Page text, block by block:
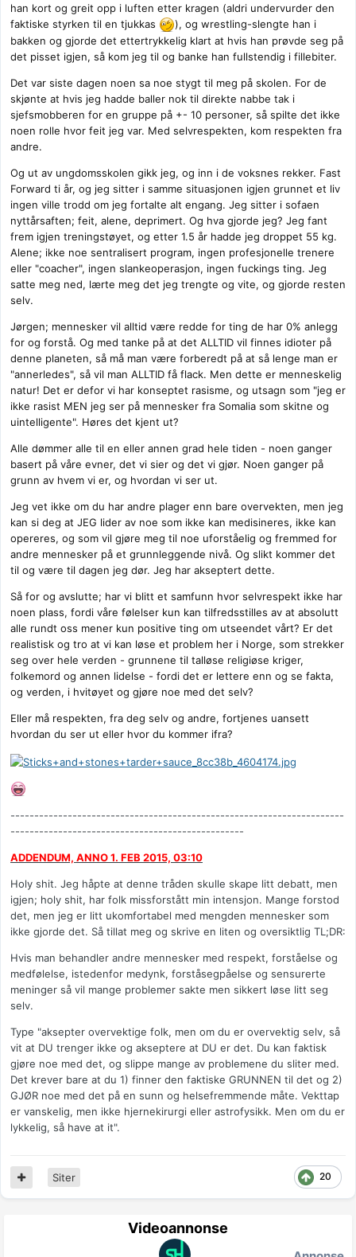
han kort og greit opp i luften etter kragen (aldri undervurder den
faktiske styrken til en tjukkas
), og wrestling-slengte han i
bakken og gjorde det ettertrykkelig klart at hvis han prøvde seg på
det pisset igjen, så kom jeg til og banke han fullstendig i fillebiter.
Det var siste dagen noen sa noe stygt til meg på skolen. For de
skjønte at hvis jeg hadde baller nok til direkte nabbe tak i
sjefsmobberen for en gruppe på +- 10 personer, så spilte det ikke
noen rolle hvor feit jeg var. Med selvrespekten, kom respekten fra
andre.
Og ut av ungdomsskolen gikk jeg, og inn i de voksnes rekker. Fast
Forward ti år, og jeg sitter i samme situasjonen igjen grunnet et liv
ingen ville trodd om jeg fortalte alt engang. Jeg sitter i sofaen
nyttårsaften; feit, alene, deprimert. Og hva gjorde jeg? Jeg fant
frem igjen treningstøyet, og etter 1.5 år hadde jeg droppet 55 kg.
Alene; ikke noe sentralisert program, ingen profesjonelle trenere
eller "coacher", ingen slankeoperasjon, ingen fuckings ting. Jeg
satte meg ned, lærte meg det jeg trengte og vite, og gjorde resten
selv.
Jørgen; mennesker vil alltid være redde for ting de har 0% anlegg
for og forstå. Og med tanke på at det ALLTID vil finnes idioter på
denne planeten, så må man være forberedt på at så lenge man er
"annerledes", så vil man ALLTID få flack. Men dette er menneskelig
natur! Det er defor vi har konseptet rasisme, og utsagn som "jeg er
ikke rasist MEN jeg ser på mennesker fra Somalia som skitne og
uintelligente". Høres det kjent ut?
Alle dømmer alle til en eller annen grad hele tiden - noen ganger
basert på våre evner, det vi sier og det vi gjør. Noen ganger på
grunn av hvem vi er, og hvordan vi ser ut.
Jeg vet ikke om du har andre plager enn bare overvekten, men jeg
kan si deg at JEG lider av noe som ikke kan medisineres, ikke kan
opereres, og som vil gjøre meg til noe uforståelig og fremmed for
andre mennesker på et grunnleggende nivå. Og slikt kommer det
til og være til dagen jeg dør. Jeg har akseptert dette.
Så for og avslutte; har vi blitt et samfunn hvor selvrespekt ikke har
noen plass, fordi våre følelser kun kan tilfredsstilles av at absolutt
alle rundt oss mener kun positive ting om utseendet vårt? Er det
realistisk og tro at vi kan løse et problem her i Norge, som strekker
seg over hele verden - grunnene til talløse religiøse kriger,
folkemord og annen lidelse - fordi det er lettere enn og se fakta,
og verden, i hvitøyet og gjøre noe med det selv?
Eller må respekten, fra deg selv og andre, fortjenes uansett
hvordan du ser ut eller hvor du kommer ifra?
----------------------------------------------------------------------
-------------------------------------------------
ADDENDUM, ANNO 1. FEB 2015, 03:10
Holy shit. Jeg håpte at denne tråden skulle skape litt debatt, men
igjen; holy shit, har folk missforstått min intensjon. Mange forstod
det, men jeg er litt ukomfortabel med mengden mennesker som
ikke gjorde det. Så tillat meg og skrive en liten og oversiktlig TL;DR:
Hvis man behandler andre mennesker med respekt, forståelse og
medfølelse, istedenfor medynk, forståsegpåelse og sensurerte
meninger så vil mange problemer sakte men sikkert løse litt seg
selv.
Type "aksepter overvektige folk, men om du er overvektig selv, så
vit at DU trenger ikke og akseptere at DU er det. Du kan faktisk
gjøre noe med det, og slippe mange av problemene du sliter med.
Det krever bare at du 1) finner den faktiske GRUNNEN til det og 2)
GJØR noe med det på en sunn og helsefremmende måte. Vekttap
er vanskelig, men ikke hjernekirurgi eller astrofysikk. Men om du er
lykkelig, så have at it".
20
Siter
Videoannonse